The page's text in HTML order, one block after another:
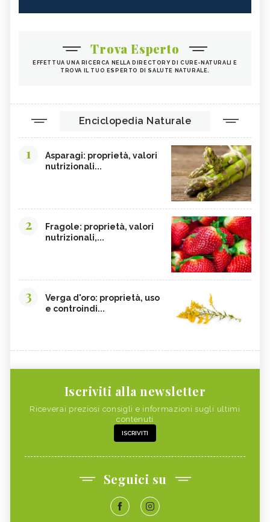
Trova Esperto
EFFETTUA UNA RICERCA NELLA DIRECTORY DI CURE-NATURALI E
TROVA IL TUO ESPERTO DI SALUTE NATURALE.
Enciclopedia Naturale
1
Asparagi: proprietà, valori
nutrizionali...
2
Fragole: proprietà, valori
nutrizionali,...
3
Verga d'oro: proprietà, uso
e controindi...
Iscriviti alla newsletter
Riceverai preziosi consigli e informazioni sugli ultimi
contenuti
ISCRIVITI
Seguici su